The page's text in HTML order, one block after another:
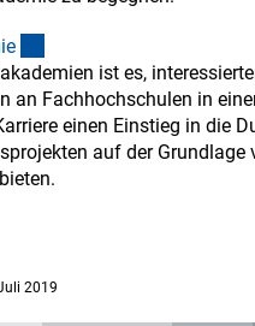
e
ist es,
an Fachhochschulen in
einen Einstieg in die
auf der Grundlage
2019